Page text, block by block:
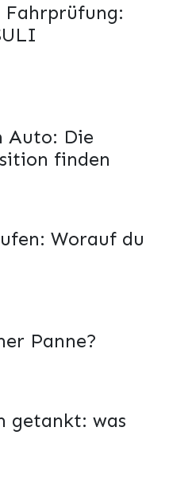
Fahrprüfung:
Auto: Die
finden
Worauf du
Panne?
getankt: was